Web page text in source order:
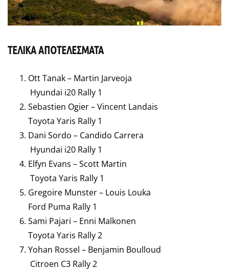
ΤΕΛΙΚΑ ΑΠΟΤΕΛΕΣΜΑΤΑ
Ott Tanak – Martin Jarveoja
Hyundai i20 Rally 1
Sebastien Ogier – Vincent Landais
Toyota Yaris Rally 1
Dani Sordo – Candido Carrera
Hyundai i20 Rally 1
Elfyn Evans – Scott Martin
Toyota Yaris Rally 1
Gregoire Munster – Louis Louka
Ford Puma Rally 1
Sami Pajari – Enni Malkonen
Toyota Yaris Rally 2
Yohan Rossel – Benjamin Boulloud
Citroen C3 Rally 2